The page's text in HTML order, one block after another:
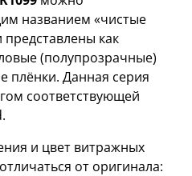
названием «чистые
как
(полупрозрачные)
плёнки. Данная серия
соответствующей
и цвет витражных
от оригинала: